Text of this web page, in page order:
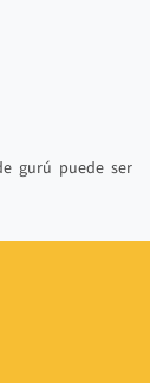
gurú puede ser